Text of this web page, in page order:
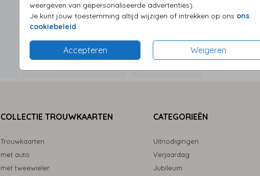
weergeven van gepersonaliseerde advertenties).
Je kunt jouw toestemming altijd wijzigen of intrekken op ons ons
cookiebeleid.
Accepteren Weigeren
COLLECTIE TROUWKAARTEN
Trouwkaarten
met auto
met tweewieler
CATEGORIEËN
Uitnodigingen
Verjaardag
Jubileum